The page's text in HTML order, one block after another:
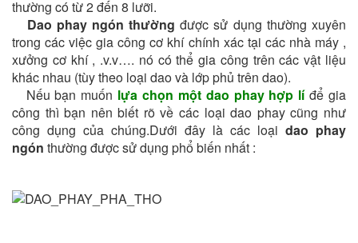
thường có từ 2 đến 8 lưỡi.
Dao phay ngón thường được sử dụng thường xuyên
trong các việc gia công cơ khí chính xác tại các nhà máy ,
xưởng cơ khí , .v.v…. nó có thể gia công trên các vật liệu
khác nhau (tùy theo loại dao và lớp phủ trên dao).
Nếu bạn muốn lựa chọn một dao phay hợp líđể gia
công thì bạn nên biết rõ về các loại dao phay cũng như
công dụng của chúng.Dưới đây là các loại dao phay
ngón thường được sử dụng phổ biến nhất :